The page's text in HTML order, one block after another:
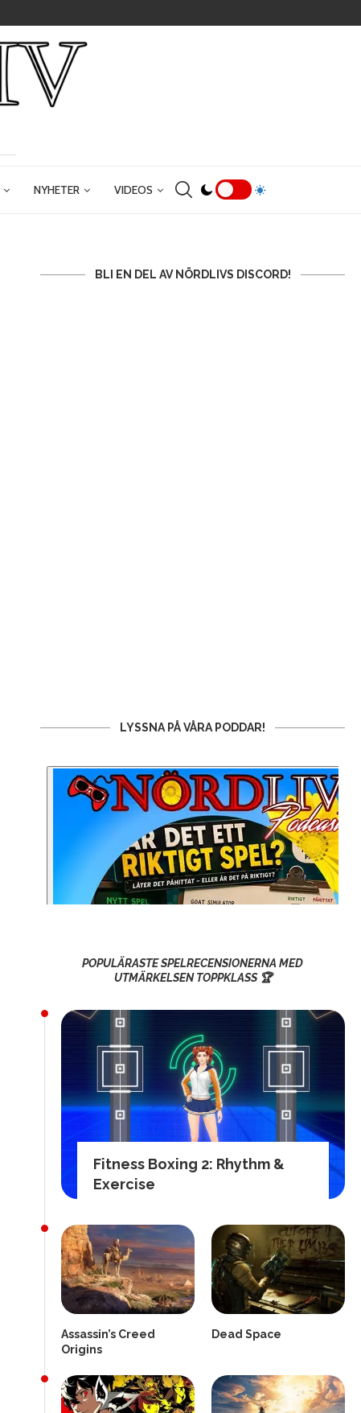
NYHETER VIDEOS
BLI EN DEL AV NÖRDLIVS DISCORD!
LYSSNA PÅ VÅRA PODDAR!
POPULÄRASTE SPELRECENSIONERNA MED
UTMÄRKELSEN TOPPKLASS 🏆
Fitness Boxing 2: Rhythm &
Exercise
Assassin’s Creed
Origins
Dead Space